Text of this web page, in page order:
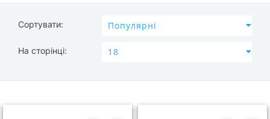
Сортувати:
На сторінці: